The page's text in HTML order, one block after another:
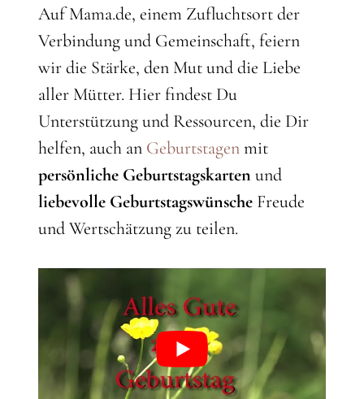
Auf Mama.de, einem Zufluchtsort der
Verbindung und Gemeinschaft, feiern
wir die Stärke, den Mut und die Liebe
aller Mütter. Hier findest Du
Unterstützung und Ressourcen, die Dir
helfen, auch an Geburtstagenmit
persönliche Geburtstagskarten und
liebevolle Geburtstagswünsche Freude
und Wertschätzung zu teilen.